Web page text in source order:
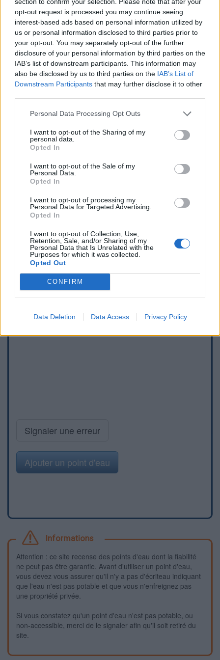
opt-out request is processed you may continue seeing
interest-based ads based on personal information utilized by
us or personal information disclosed to third parties prior to
your opt-out. You may separately opt-out of the further
disclosure of your personal information by third parties on the
IAB’s list of downstream participants. This information may
also be disclosed by us to third parties on the IAB’s List of
Downstream Participants that may further disclose it to other
Personal Data Processing Opt Outs
I want to opt-out of the Sharing of my
personal data.
Opted In
I want to opt-out of the Sale of my
Personal Data.
Opted In
I want to opt-out of processing my
Personal Data for Targeted Advertising.
Opted In
I want to opt-out of Collection, Use,
Retention, Sale, and/or Sharing of my
Personal Data that Is Unrelated with the
Purposes for which it was collected.
Opted Out
CONFIRM
Data Deletion Data Access Privacy Policy
Repères visuels
Afficher la carte
Signaler une erreur
Ajouter un point d'eau
Informations
Attention : ce site recense des points d'eau dont la fiabilité
ne peut pas être garantie. Avant d'utiliser un point d'eau,
vous devez vous assurer qu'il n'y a pas d'écriteau indiquant
que l'eau n'est pas potable et que vous n'enfreignez pas
une propriété privée.
Si vous constatez qu'un point d'eau n'est pas potable, ou
non-accessible, merci de le signaler afin qu'il soit retiré du
site.